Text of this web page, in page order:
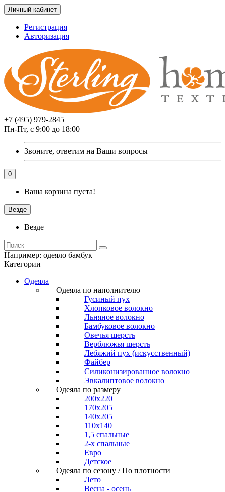
Личный кабинет
Регистрация
Авторизация
+7 (495) 979-2845
Пн-Пт, с 9:00 до 18:00
Звоните, ответим на Ваши вопросы
0
Ваша корзина пуста!
Везде
Везде
Например: одеяло бамбук
Категории
Одеяла
Одеяла по наполнителю
Гусиный пух
Хлопковое волокно
Льняное волокно
Бамбуковое волокно
Овечья шерсть
Верблюжья шерсть
Лебяжий пух (искусственный)
Файбер
Силиконизированное волокно
Эвкалиптовое волокно
Одеяла по размеру
200x220
170x205
140x205
110x140
1,5 спальные
2-х спальные
Евро
Детское
Одеяла по сезону / По плотности
Лето
Весна - осень